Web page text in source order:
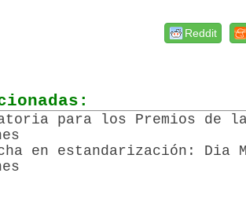
Reddit
para los Premios de
en estandarización: Dia